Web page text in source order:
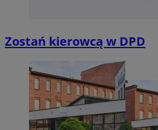
Zostań kierowcą w DPD